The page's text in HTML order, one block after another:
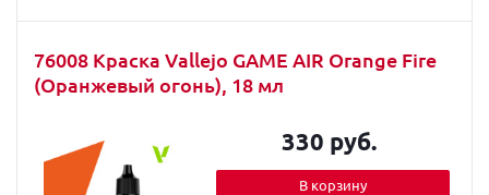
76008 Краска Vallejo GAME AIR Orange Fire
(Оранжевый огонь), 18 мл
330 руб.
В корзину